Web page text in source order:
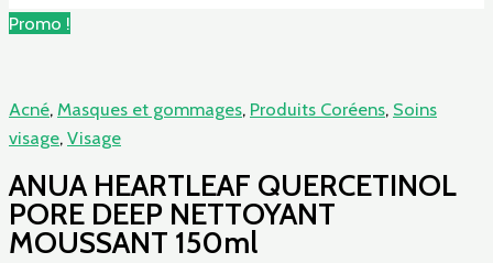
Promo !
Acné, Masques et gommages, Produits Coréens, Soins
visage, Visage
ANUA HEARTLEAF QUERCETINOL
PORE DEEP NETTOYANT
MOUSSANT 150ml